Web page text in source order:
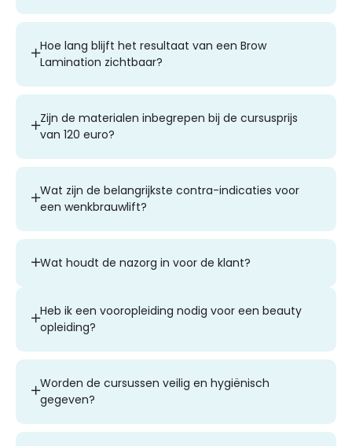
Hoe lang blijft het resultaat van een Brow
Lamination zichtbaar?
Zijn de materialen inbegrepen bij de cursusprijs
van 120 euro?
Wat zijn de belangrijkste contra-indicaties voor
een wenkbrauwlift?
Wat houdt de nazorg in voor de klant?
Heb ik een vooropleiding nodig voor een beauty
opleiding?
Worden de cursussen veilig en hygiënisch
gegeven?